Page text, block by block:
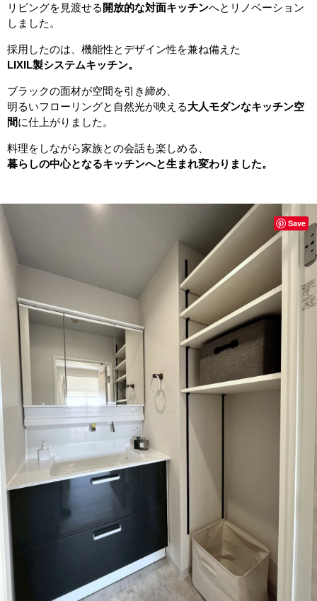
リビングを見渡せる 開放的な対面キッチンへとリノベーション
しました。
採用したのは、機能性とデザイン性を兼ね備えた
LIXIL製システムキッチン。
ブラックの面材が空間を引き締め、
明るいフローリングと自然光が映える大人モダンなキッチン空
間に仕上がりました。
料理をしながら家族との会話も楽しめる、
暮らしの中心となるキッチンへと生まれ変わりました。
Save